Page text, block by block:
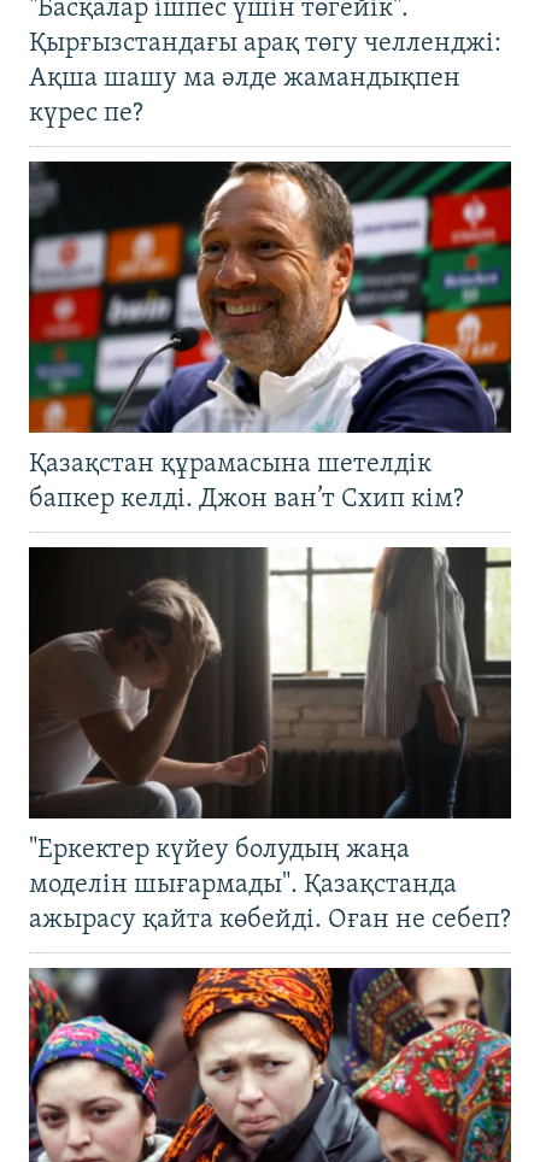
"Басқалар ішпес үшін төгейік".
Қырғызстандағы арақ төгу челленджі:
Ақша шашу ма әлде жамандықпен
күрес пе?
Қазақстан құрамасына шетелдік
бапкер келді. Джон ван’т Схип кім?
"Еркектер күйеу болудың жаңа
моделін шығармады". Қазақстанда
ажырасу қайта көбейді. Оған не себеп?